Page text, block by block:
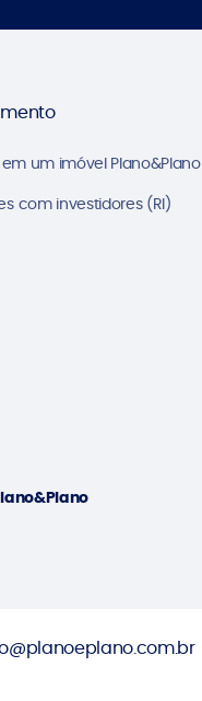
um imóvel Plano&Plano
com investidores (RI)